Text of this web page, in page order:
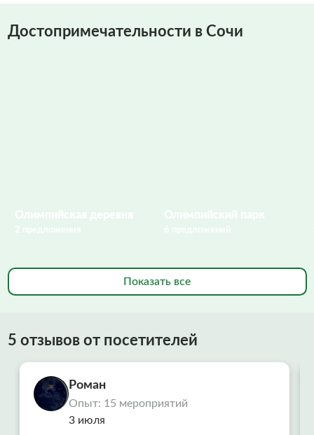
Достопримечательности в Сочи
Показать все
5 отзывов от посетителей
Роман
Опыт: 15 мероприятий
3 июля